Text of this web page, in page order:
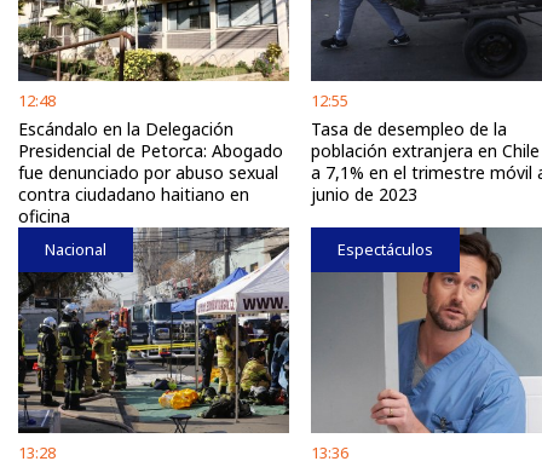
12:48
Escándalo en la Delegación
Presidencial de Petorca: Abogado
fue denunciado por abuso sexual
contra ciudadano haitiano en
oficina
12:55
Tasa de desempleo de la
población extranjera en
a 7,1% en el trimestre móvil
junio de 2023
Nacional
13:28
Espectáculos
13:36